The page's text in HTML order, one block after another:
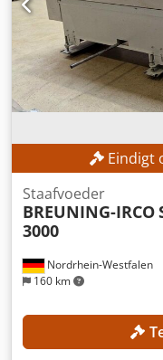
Eindigt
Nordrhein-Westfalen
160 km
Staafvoeder
BREUNING-IRCO
3000